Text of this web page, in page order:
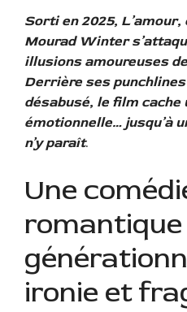
Sorti en 2025, L’amour,
Mourad Winter
illusions amoureuses
Derrière ses
désabusé, le film
émotionnelle… jusqu’à
n’y paraît.
Une
romantique
ironie et